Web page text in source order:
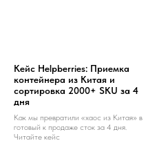
Кейс Helpberries: Приемка
контейнера из Китая и
сортировка 2000+ SKU за 4
дня
Как мы превратили «хаос из Китая» в
готовый к продаже сток за 4 дня.
Читайте кейс